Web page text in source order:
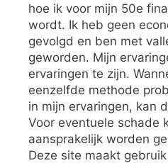
hoe ik voor mijn 50e
wordt. Ik heb geen
gevolgd en ben met
geworden. Mijn
ervaringen te zijn.
eenzelfde methode
in mijn ervaringen, kan
Voor eventuele schade
aansprakelijk worden
Deze site maakt